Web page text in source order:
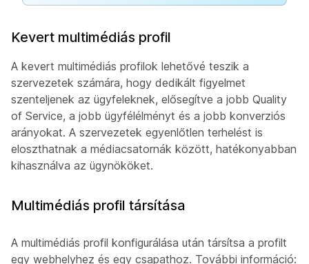
Kevert multimédiás profil
A kevert multimédiás profilok lehetővé teszik a
szervezetek számára, hogy dedikált figyelmet
szenteljenek az ügyfeleknek, elősegítve a jobb Quality
of Service, a jobb ügyfélélményt és a jobb konverziós
arányokat. A szervezetek egyenlőtlen terhelést is
eloszthatnak a médiacsatornák között, hatékonyabban
kihasználva az ügynököket.
Multimédiás profil társítása
A multimédiás profil konfigurálása után társítsa a profilt
egy webhelyhez és egy csapathoz. További információ: